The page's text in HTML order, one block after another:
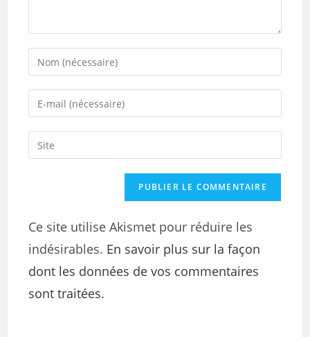
Ce site utilise Akismet pour réduire les
indésirables. En savoir plus sur la façon
dont les données de vos commentaires
sont traitées.